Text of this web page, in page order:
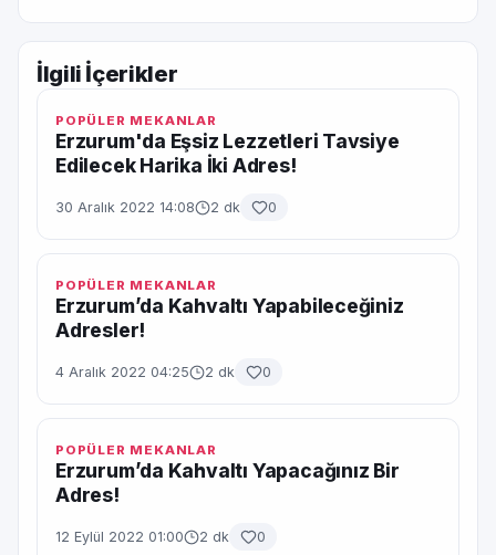
İlgili İçerikler
POPÜLER MEKANLAR
Erzurum'da Eşsiz Lezzetleri Tavsiye
Edilecek Harika İki Adres!
30 Aralık 2022 14:08 2 dk 0
POPÜLER MEKANLAR
Erzurum’da Kahvaltı Yapabileceğiniz
Adresler!
4 Aralık 2022 04:25 2 dk 0
POPÜLER MEKANLAR
Erzurum’da Kahvaltı Yapacağınız Bir
Adres!
12 Eylül 2022 01:00 2 dk 0